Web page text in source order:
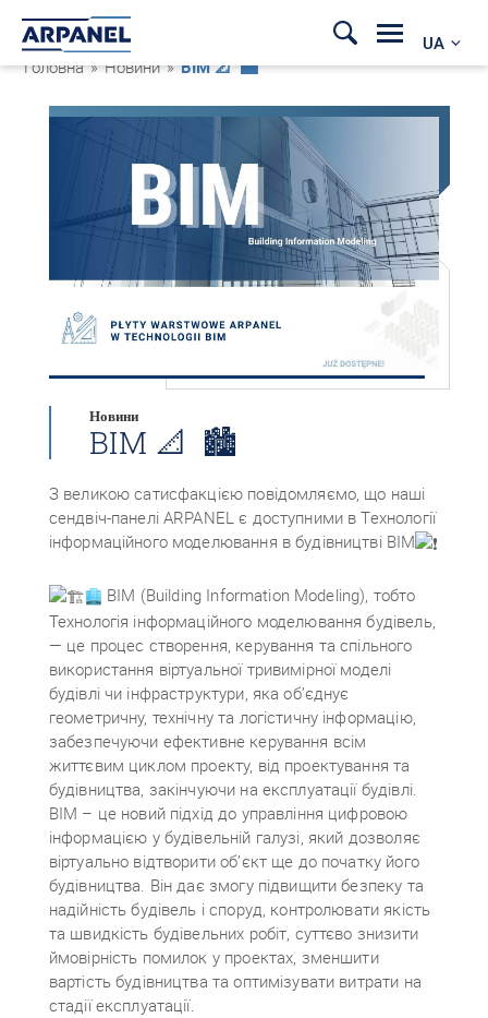
UA
Головна » Новини »BIM 📐 🏙
Новини
BIM 📐 🏙
З великою сатисфакцією повідомляємо, що наші
сендвіч-панелі ARPANEL є доступними в Технології
інформаційного моделювання в будівництві ВІМ
BIM (Building Information Modeling), тобто
Технологія інформаційного моделювання будівель,
— це процес створення, керування та спільного
використання віртуальної тривимірної моделі
будівлі чи інфраструктури, яка об’єднує
геометричну, технічну та логістичну інформацію,
забезпечуючи ефективне керування всім
життєвим циклом проекту, від проектування та
будівництва, закінчуючи на експлуатації будівлі.
BIM – це новий підхід до управління цифровою
інформацією у будівельній галузі, який дозволяє
віртуально відтворити об’єкт ще до початку його
будівництва. Він дає змогу підвищити безпеку та
надійність будівель і споруд, контролювати якість
та швидкість будівельних робіт, суттєво знизити
ймовірність помилок у проектах, зменшити
вартість будівництва та оптимізувати витрати на
стадії експлуатації.